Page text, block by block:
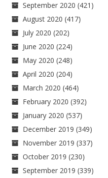
September 2020 (421)
August 2020 (417)
July 2020 (202)
June 2020 (224)
May 2020 (248)
April 2020 (204)
March 2020 (464)
February 2020 (392)
January 2020 (537)
December 2019 (349)
November 2019 (337)
October 2019 (230)
September 2019 (339)